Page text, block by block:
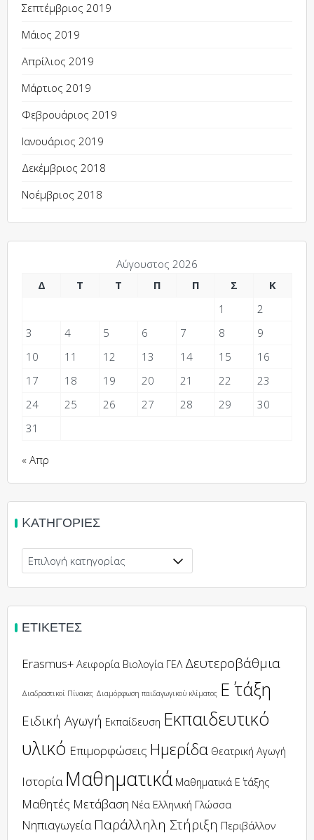
Σεπτέμβριος 2019
Μάιος 2019
Απρίλιος 2019
Μάρτιος 2019
Φεβρουάριος 2019
Ιανουάριος 2019
Δεκέμβριος 2018
Νοέμβριος 2018
Αύγουστος 2026
Δ
Τ Τ Π Π Σ
Κ
1
2
3
4 5 6 7 8
9
10
11 12 13 14 15
16
17
18 19 20 21 22
23
24
25 26 27 28 29
30
31
« Απρ
KΑΤΗΓΟΡΊΕΣ
Kατηγορίες
ΕΤΙΚΈΤΕΣ
Erasmus+ Αειφορία Βιολογία ΓΕΛ Δευτεροβάθμια
Διαδραστικοί Πίνακες Διαμόρφωση παιδαγωγικού κλίματος Ε΄ τάξη
Ειδική Αγωγή Εκπαίδευση Εκπαιδευτικό
υλικό Επιμορφώσεις Ημερίδα Θεατρική Αγωγή
Ιστορία Μαθηματικά Μαθηματικά Ε΄ τάξης
Μαθητές Μετάβαση Νέα Ελληνική Γλώσσα
Νηπιαγωγεία Παράλληλη Στήριξη Περιβάλλον